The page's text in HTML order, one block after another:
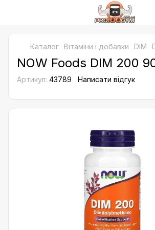
Каталог Bітаміни і добавки DIM
NOW Foods DIM 200
Артикул: 43789 Написати відгук